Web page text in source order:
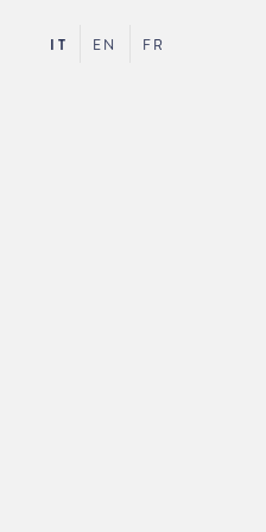
EN
IT FR